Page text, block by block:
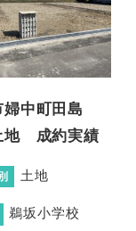
婦中町田島
成約実績
土地
鵜坂小学校